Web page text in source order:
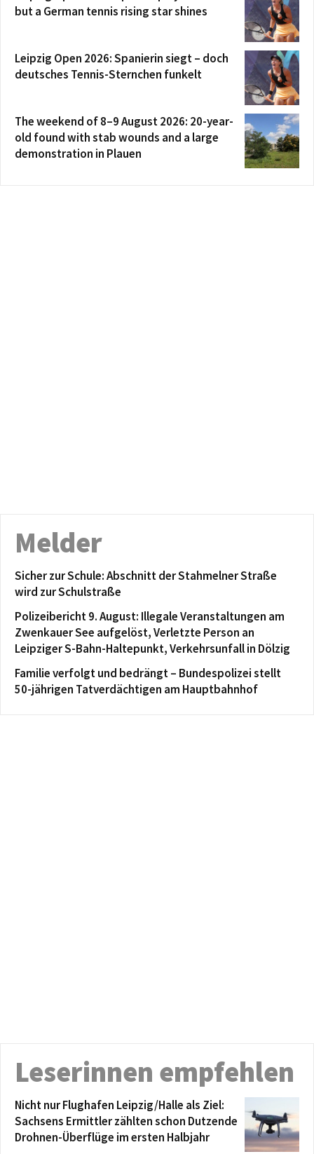
but a German tennis rising star shines
Leipzig Open 2026: Spanierin siegt – doch
deutsches Tennis-Sternchen funkelt
The weekend of 8–9 August 2026: 20-year-
old found with stab wounds and a large
demonstration in Plauen
Melder
Sicher zur Schule: Abschnitt der Stahmelner Straße
wird zur Schulstraße
Polizeibericht 9. August: Illegale Veranstaltungen am
Zwenkauer See aufgelöst, Verletzte Person an
Leipziger S-Bahn-Haltepunkt, Verkehrsunfall in Dölzig
Familie verfolgt und bedrängt – Bundespolizei stellt
50-jährigen Tatverdächtigen am Hauptbahnhof
Leserinnen empfehlen
Nicht nur Flughafen Leipzig/Halle als Ziel:
Sachsens Ermittler zählten schon Dutzende
Drohnen-Überflüge im ersten Halbjahr